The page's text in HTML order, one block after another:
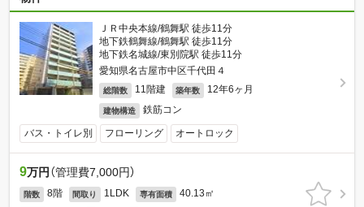
ＪＲ中央本線/鶴舞駅 徒歩11分
地下鉄鶴舞線/鶴舞駅 徒歩11分
地下鉄名城線/東別院駅 徒歩11分
愛知県名古屋市中区千代田４
総階数 11階建 築年数 12年6ヶ月
建物構造 鉄筋コン
バス・トイレ別 フローリング オートロック
9万円 （管理費7,000円）
階数 8階 間取り 1LDK 専有面積 40.13㎡